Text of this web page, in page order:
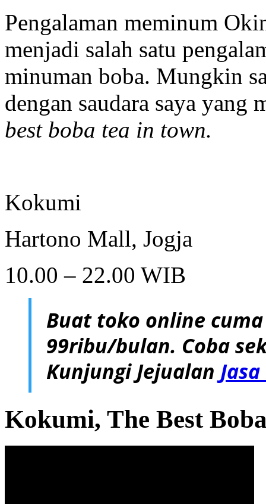
Pengalaman meminum
menjadi salah satu
minuman boba. Mungkin
dengan saudara saya
best boba tea in town.
Kokumi
Hartono Mall, Jogja
10.00 – 22.00 WIB
Buat toko online
99ribu/bulan. Coba
Kunjungi Jejualan
Kokumi, The Best